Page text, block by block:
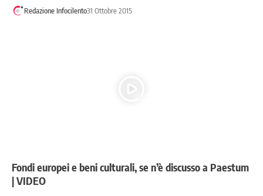
Redazione Infocilento31 Ottobre 2015
Fondi europei e beni culturali, se n’è discusso a Paestum
| VIDEO